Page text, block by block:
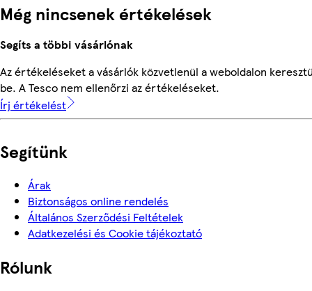
Még nincsenek értékelések
Segíts a többi vásárlónak
Az értékeléseket a vásárlók közvetlenül a weboldalon
be. A Tesco nem ellenőrzi az értékeléseket.
Írj értékelést
Segítünk
Árak
Biztonságos online rendelés
Általános Szerződési Feltételek
Adatkezelési és Cookie tájékoztató
Rólunk